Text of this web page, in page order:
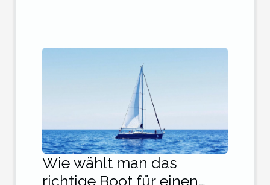
Wie wählt man das
richtige Boot für einen